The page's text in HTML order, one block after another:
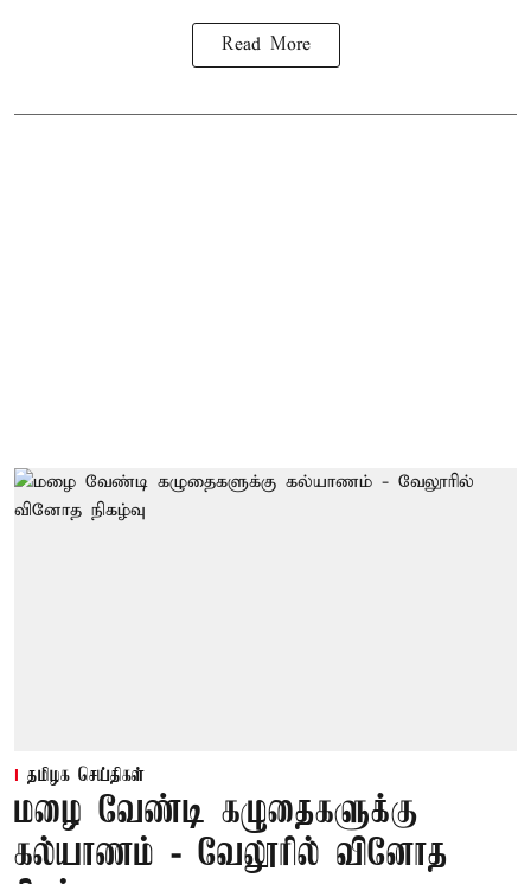
Read More
தமிழக செய்திகள்
மழை வேண்டி கழுதைகளுக்கு
கல்யாணம் - வேலூரில் வினோத